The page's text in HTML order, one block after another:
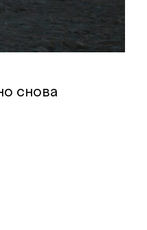
снова